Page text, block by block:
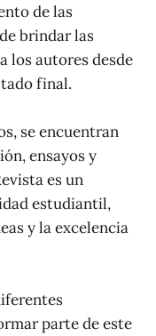
de las
brindar las
los autores desde
final.
se encuentran
ensayos y
es un
estudiantil,
y la excelencia
parte de este